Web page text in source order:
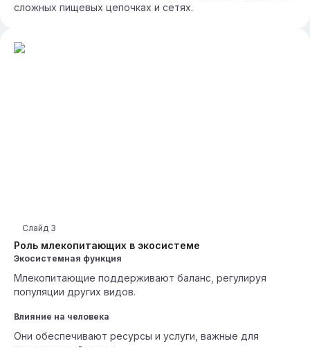
сложных пищевых цепочках и сетях.
Роль млекопитающих в экосистеме
Слайд 3
Экосистемная функция
Млекопитающие поддерживают баланс, регулируя
популяции других видов.
Влияние на человека
Они обеспечивают ресурсы и услуги, важные для